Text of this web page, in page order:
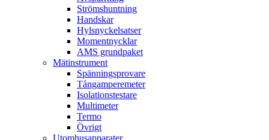
Strömshuntning
Handskar
Hylsnyckelsatser
Momentnycklar
AMS grundpaket
Mätinstrument
Spänningsprovare
Tångamperemeter
Isolationstestare
Multimeter
Termo
Övrigt
Utomhusapparater